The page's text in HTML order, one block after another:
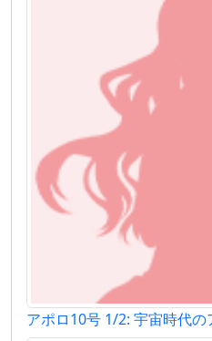
アポロ10号 1/2: 宇宙時代の